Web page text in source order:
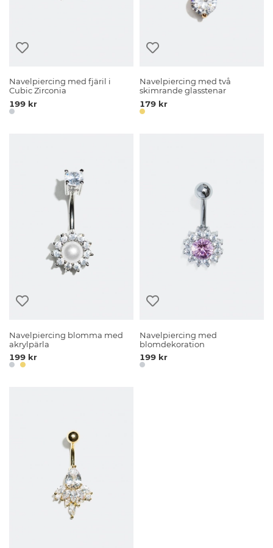
Navelpiercing med fjäril i
Cubic Zirconia
199 kr
Navelpiercing med två
skimrande glasstenar
179 kr
Navelpiercing blomma med
akrylpärla
199 kr
Navelpiercing med
blomdekoration
199 kr